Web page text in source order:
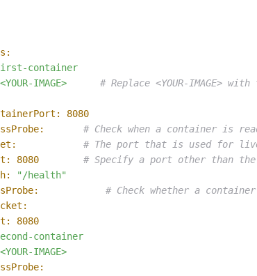
container
<YOUR-IMAGE>
# Replace <YOUR-IMAGE>
8080
# Check when a container is
# The port that is used for
8080
# Specify a port other than
"/health"
# Check whether a
8080
container
<YOUR-IMAGE>